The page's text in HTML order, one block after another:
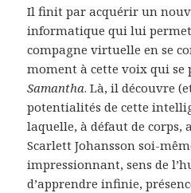
Il finit par acquérir un
informatique qui lui permet
compagne virtuelle en se
moment à cette voix qui se
Samantha. Là, il découvre
potentialités de cette
laquelle, à défaut de corps,
Scarlett Johansson soi-
impressionnant, sens de
d’apprendre infinie,